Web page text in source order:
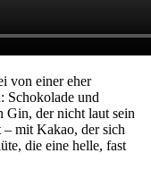
von einer eher
Schokolade und
Gin, der nicht laut sein
mit Kakao, der sich
die eine helle, fast